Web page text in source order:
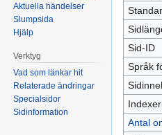
Sid-ID
Språk
Antal
Aktuella händelser
Slumpsida
Hjälp
Verktyg
Vad som länkar hit
Relaterade ändringar
Specialsidor
Sidinformation